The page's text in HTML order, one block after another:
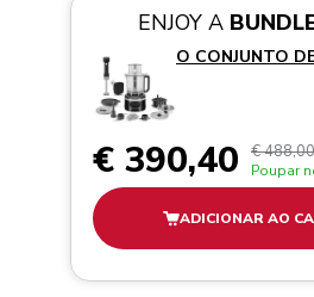
ENJOY A
O CONJUNTO
€ 390,40 € 488,00
Poupar
ADICIONAR AO